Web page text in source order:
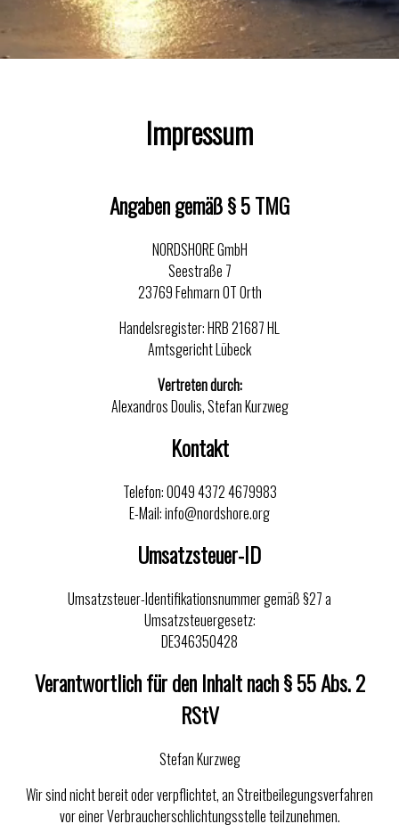
Impressum
Angaben gemäß § 5 TMG
NORDSHORE GmbH
Seestraße 7
23769 Fehmarn OT Orth
Handelsregister: HRB 21687 HL
Amtsgericht Lübeck
Vertreten durch:
Alexandros Doulis, Stefan Kurzweg
Kontakt
Telefon: OO49 4372 4679983
E-Mail: info@nordshore.org
Umsatzsteuer-ID
Umsatzsteuer-Identifikationsnummer gemäß §27 a
Umsatzsteuergesetz:
DE346350428
Verantwortlich für den Inhalt nach § 55 Abs. 2
RStV
Stefan Kurzweg
Wir sind nicht bereit oder verpflichtet, an Streitbeilegungsverfahren
vor einer Verbraucherschlichtungsstelle teilzunehmen.